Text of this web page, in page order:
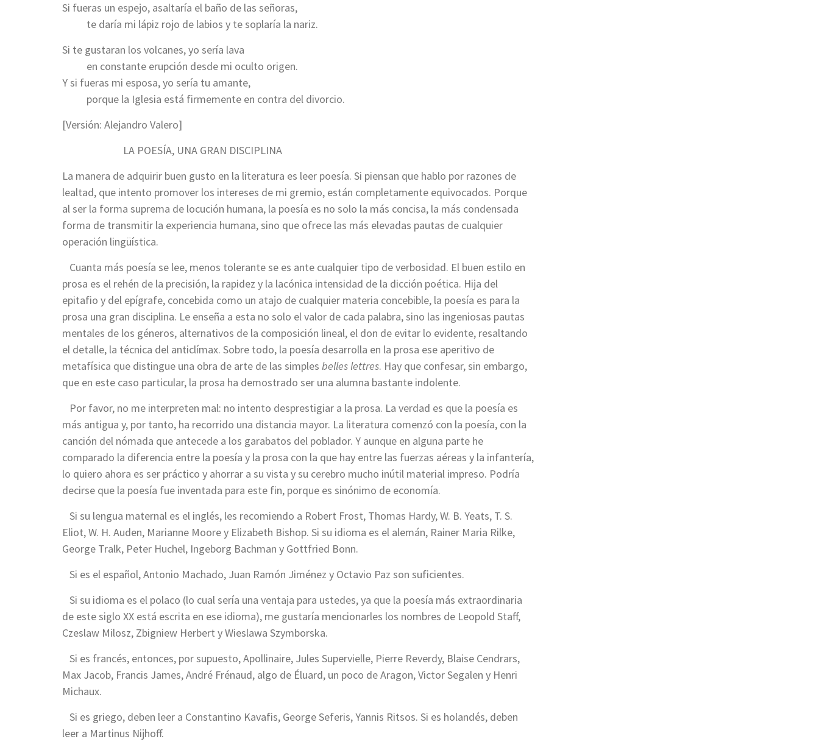
Si fueras un espejo, asaltaría el baño de las señoras,
te daría mi lápiz rojo de labios y te soplaría la nariz.
Si te gustaran los volcanes, yo sería lava
en constante erupción desde mi oculto origen.
Y si fueras mi esposa, yo sería tu amante,
porque la Iglesia está firmemente en contra del divorcio.
[Versión: Alejandro Valero]
LA POESÍA, UNA GRAN DISCIPLINA
La manera de adquirir buen gusto en la literatura es leer poesía. Si piensan que hablo por razones de
lealtad, que intento promover los intereses de mi gremio, están completamente equivocados. Porque
al ser la forma suprema de locución humana, la poesía es no solo la más concisa, la más condensada
forma de transmitir la experiencia humana, sino que ofrece las más elevadas pautas de cualquier
operación lingüística.
Cuanta más poesía se lee, menos tolerante se es ante cualquier tipo de verbosidad. El buen estilo en
prosa es el rehén de la precisión, la rapidez y la lacónica intensidad de la dicción poética. Hija del
epitafio y del epígrafe, concebida como un atajo de cualquier materia concebible, la poesía es para la
prosa una gran disciplina. Le enseña a esta no solo el valor de cada palabra, sino las ingeniosas pautas
mentales de los géneros, alternativos de la composición lineal, el don de evitar lo evidente, resaltando
el detalle, la técnica del anticlímax. Sobre todo, la poesía desarrolla en la prosa ese aperitivo de
metafísica que distingue una obra de arte de las simples belles lettres. Hay que confesar, sin embargo,
que en este caso particular, la prosa ha demostrado ser una alumna bastante indolente.
Por favor, no me interpreten mal: no intento desprestigiar a la prosa. La verdad es que la poesía es
más antigua y, por tanto, ha recorrido una distancia mayor. La literatura comenzó con la poesía, con la
canción del nómada que antecede a los garabatos del poblador. Y aunque en alguna parte he
comparado la diferencia entre la poesía y la prosa con la que hay entre las fuerzas aéreas y la infantería,
lo quiero ahora es ser práctico y ahorrar a su vista y su cerebro mucho inútil material impreso. Podría
decirse que la poesía fue inventada para este fin, porque es sinónimo de economía.
Si su lengua maternal es el inglés, les recomiendo a Robert Frost, Thomas Hardy, W. B. Yeats, T. S.
Eliot, W. H. Auden, Marianne Moore y Elizabeth Bishop. Si su idioma es el alemán, Rainer Maria Rilke,
George Tralk, Peter Huchel, Ingeborg Bachman y Gottfried Bonn.
Si es el español, Antonio Machado, Juan Ramón Jiménez y Octavio Paz son suficientes.
Si su idioma es el polaco (lo cual sería una ventaja para ustedes, ya que la poesía más extraordinaria
de este siglo XX está escrita en ese idioma), me gustaría mencionarles los nombres de Leopold Staff,
Czeslaw Milosz, Zbigniew Herbert y Wieslawa Szymborska.
Si es francés, entonces, por supuesto, Apollinaire, Jules Supervielle, Pierre Reverdy, Blaise Cendrars,
Max Jacob, Francis James, André Frénaud, algo de Éluard, un poco de Aragon, Victor Segalen y Henri
Michaux.
Si es griego, deben leer a Constantino Kavafis, George Seferis, Yannis Ritsos. Si es holandés, deben
leer a Martinus Nijhoff.